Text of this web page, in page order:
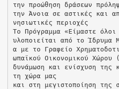
την προώθηση δράσεων
την Άνοια σε αστικές και
νησιωτικές περιοχές
Το Πρόγραμμα «Είμαστε
υλοποιείται από το Ίδρυμα
α με το Γραφείο
ωπαϊκού Οικονομικού
δυνάμωση και ενίσχυση της
τη χώρα μας
και στη μεγιστοποίηση της